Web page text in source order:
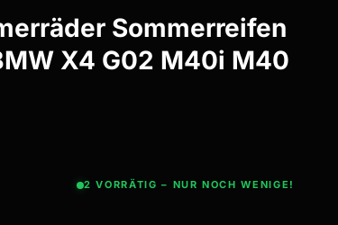
Sommerreifen
X4 G02 M40i M40
2 VORRÄTIG – NUR NOCH WENIGE!